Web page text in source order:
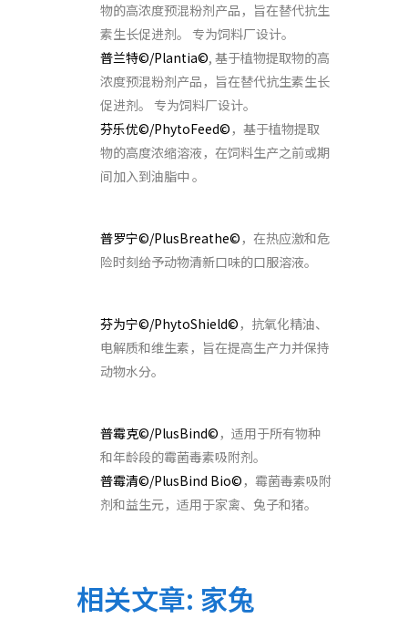
物的高浓度预混粉剂产品，旨在替代抗生
素生长促进剂。 专为饲料厂设计。
普兰特©/Plantia©, 基于植物提取物的高
浓度预混粉剂产品，旨在替代抗生素生长
促进剂。 专为饲料厂设计。
芬乐优©/PhytoFeed© ，基于植物提取
物的高度浓缩溶液，在饲料生产之前或期
间加入到油脂中 。
普罗宁©/PlusBreathe© ，在热应激和危
险时刻给予动物清新口味的口服溶液。
芬为宁©/PhytoShield© ，抗氧化精油、
电解质和维生素，旨在提高生产力并保持
动物水分。
普霉克©/PlusBind© ，适用于所有物种
和年龄段的霉菌毒素吸附剂。
普霉清©/PlusBind Bio© ，霉菌毒素吸附
剂和益生元，适用于家禽、兔子和猪。
相关文章: 家兔